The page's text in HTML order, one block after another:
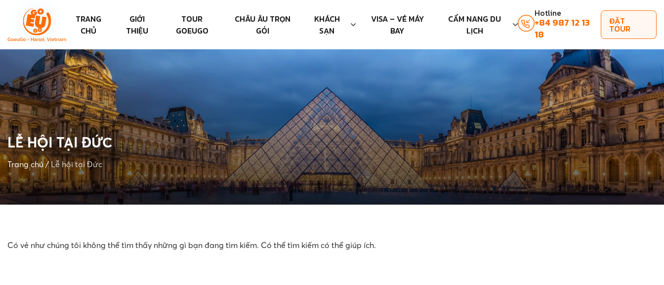
TRANG
CHỦ
GIỚI
THIỆU
TOUR
GOEUGO
CHÂU ÂU TRỌN
GÓI
KHÁCH
SẠN
VISA – VÉ MÁY
BAY
CẨM NANG DU
LỊCH
Hotline
+84 987 12 13
18
ĐẶT
TOUR
LỄ HỘI TẠI ĐỨC
Trang chủ/Lễ hội tại Đức
Có vẻ như chúng tôi không thể tìm thấy những gì bạn đang tìm kiếm. Có thể tìm kiếm có thể giúp ích.